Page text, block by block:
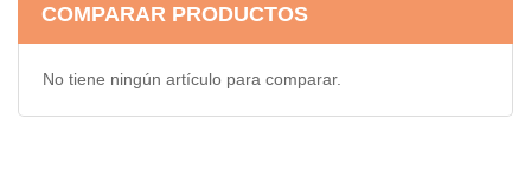
COMPARAR PRODUCTOS
No tiene ningún artículo para comparar.